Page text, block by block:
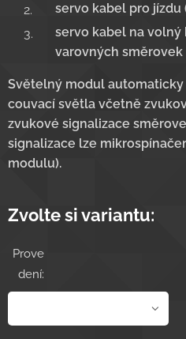
servo kabel pro jízdu
servo kabel na volný
varovných směrovek
Světelný modul automaticky
couvací světla včetně
zvukové signalizace
signalizace lze
modulu).
Zvolte si variantu:
Prove
dení: